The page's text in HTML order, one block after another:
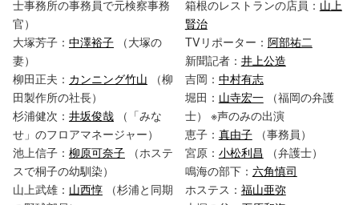
士事務所の事務員で元検察事務
官）
大塚芳子： 中澤裕子 （大塚の
妻）
柳田正夫： カンニング竹山 （柳
田製作所の社長）
杉浦健次： 井坂俊哉 （「みな
せ」のフロアマネージャー）
池上信子： 柳原可奈子 （ホステ
スで桐子の幼馴染）
山上武雄： 山西惇 （杉浦と同期
箱根のレストランの店員： 山上
賢治
TVリポーター： 阿部祐二
新聞記者： 井上公造
吉岡： 中村有志
堀田： 山寺宏一（福岡の弁護
士） ※声のみの出演
恵子： 真由子（事務員）
宮原： 小松利昌 （弁護士）
鳴海の部下： 六角慎司
ホステス： 福山亜弥